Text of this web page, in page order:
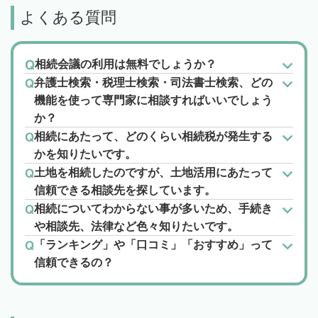
よくある質問
相続会議の利用は無料でしょうか？
弁護士検索・税理士検索・司法書士検索、どの
機能を使って専門家に相談すればいいでしょう
か？
相続にあたって、どのくらい相続税が発生する
かを知りたいです。
土地を相続したのですが、土地活用にあたって
信頼できる相談先を探しています。
相続についてわからない事が多いため、手続き
や相談先、法律など色々知りたいです。
「ランキング」や「口コミ」「おすすめ」って
信頼できるの？